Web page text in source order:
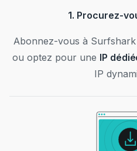
1. Procurez-
Abonnez-vous à
ou optez pour une IP
IP